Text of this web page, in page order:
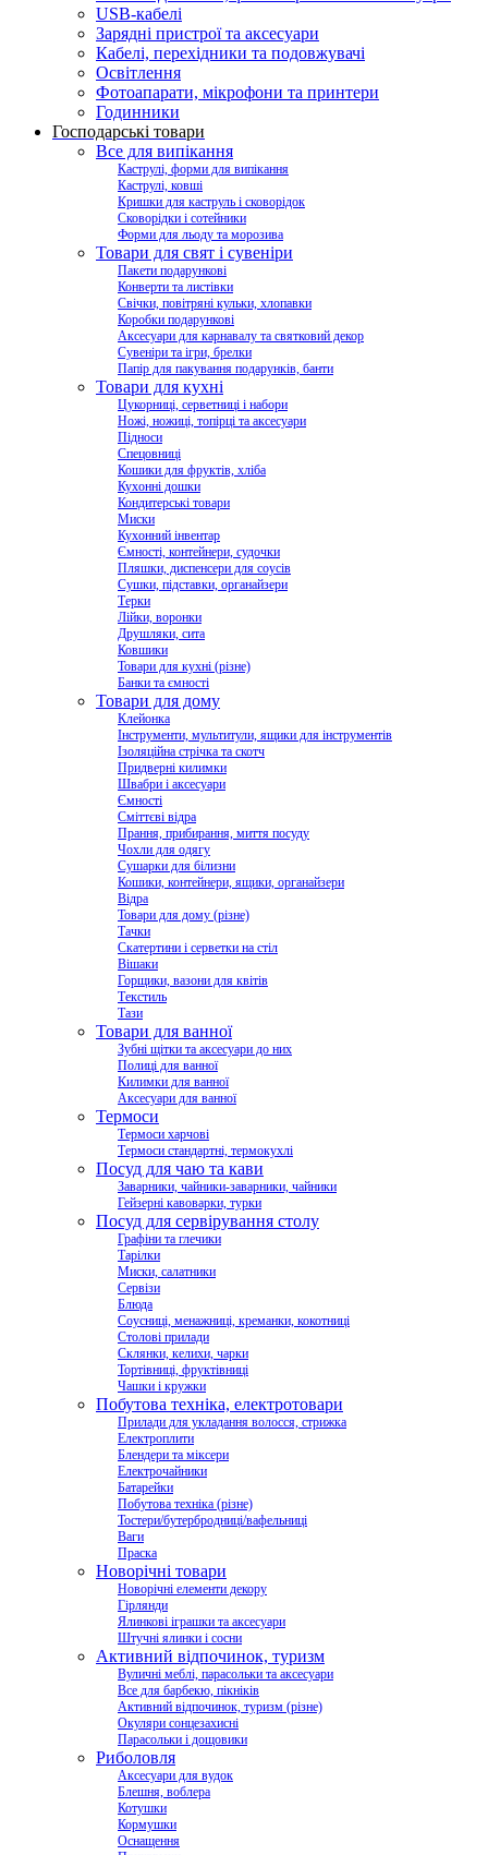
USB-кабелі
Зарядні пристрої та аксесуари
Кабелі, перехідники та подовжувачі
Освітлення
Фотоапарати, мікрофони та принтери
Годинники
Господарські товари
Все для випікання
Каструлі, форми для випікання
Каструлі, ковші
Кришки для каструль і сковорідок
Сковорідки і сотейники
Форми для льоду та морозива
Товари для свят і сувеніри
Пакети подарункові
Конверти та листівки
Свічки, повітряні кульки, хлопавки
Коробки подарункові
Аксесуари для карнавалу та святковий декор
Сувеніри та ігри, брелки
Папір для пакування подарунків, банти
Товари для кухні
Цукорниці, серветниці і набори
Ножі, ножиці, топірці та аксесуари
Підноси
Спецовниці
Кошики для фруктів, хліба
Кухонні дошки
Кондитерські товари
Миски
Кухонний інвентар
Ємності, контейнери, судочки
Пляшки, диспенсери для соусів
Сушки, підставки, органайзери
Терки
Лійки, воронки
Друшляки, сита
Ковшики
Товари для кухні (різне)
Банки та ємності
Товари для дому
Клейонка
Інструменти, мультитули, ящики для інструментів
Ізоляційна стрічка та скотч
Придверні килимки
Швабри і аксесуари
Ємності
Сміттєві відра
Прання, прибирання, миття посуду
Чохли для одягу
Сушарки для білизни
Кошики, контейнери, ящики, органайзери
Відра
Товари для дому (різне)
Тачки
Скатертини і серветки на стіл
Вішаки
Горщики, вазони для квітів
Текстиль
Тази
Товари для ванної
Зубні щітки та аксесуари до них
Полиці для ванної
Килимки для ванної
Аксесуари для ванної
Термоси
Термоси харчові
Термоси стандартні, термокухлі
Посуд для чаю та кави
Заварники, чайники-заварники, чайники
Гейзерні кавоварки, турки
Посуд для сервірування столу
Графіни та глечики
Тарілки
Миски, салатники
Сервізи
Блюда
Соусниці, менажниці, креманки, кокотниці
Столові прилади
Склянки, келихи, чарки
Тортівниці, фруктівниці
Чашки і кружки
Побутова техніка, електротовари
Прилади для укладання волосся, стрижка
Електроплити
Блендери та міксери
Електрочайники
Батарейки
Побутова техніка (різне)
Тостери/бутербродниці/вафельниці
Ваги
Праска
Новорічні товари
Новорічні елементи декору
Гірлянди
Ялинкові іграшки та аксесуари
Штучні ялинки і сосни
Активний відпочинок, туризм
Вуличні меблі, парасольки та аксесуари
Все для барбекю, пікніків
Активний відпочинок, туризм (різне)
Окуляри сонцезахисні
Парасольки і дощовики
Риболовля
Аксесуари для вудок
Блешня, воблера
Котушки
Кормушки
Оснащення